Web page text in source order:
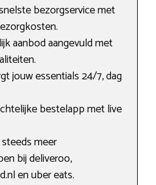
bezorgservice met
aanbod aangevuld met
jouw essentials 24/7, dag
bestelapp met live
meer
bij deliveroo,
en uber eats.